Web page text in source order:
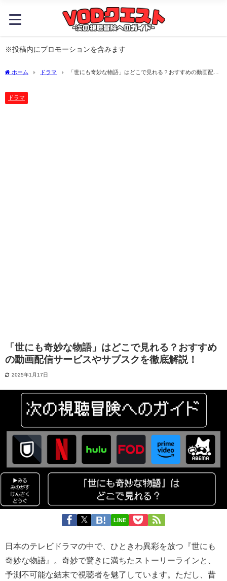
※投稿内にプロモーションを含みます
ホーム ドラマ
「世にも奇妙な物語」はどこで見れる？おすすめの動画配信
ドラマ
「世にも奇妙な物語」はどこで見れる？おすすめ
の動画配信サービスやサブスクを徹底解説！
2025年1月17日
LINE
日本のテレビドラマの中で、ひときわ異彩を放つ『世にも
奇妙な物語』。奇妙で驚きに満ちたストーリーラインと、
予測不可能な結末で視聴者を魅了しています。ただし、昔